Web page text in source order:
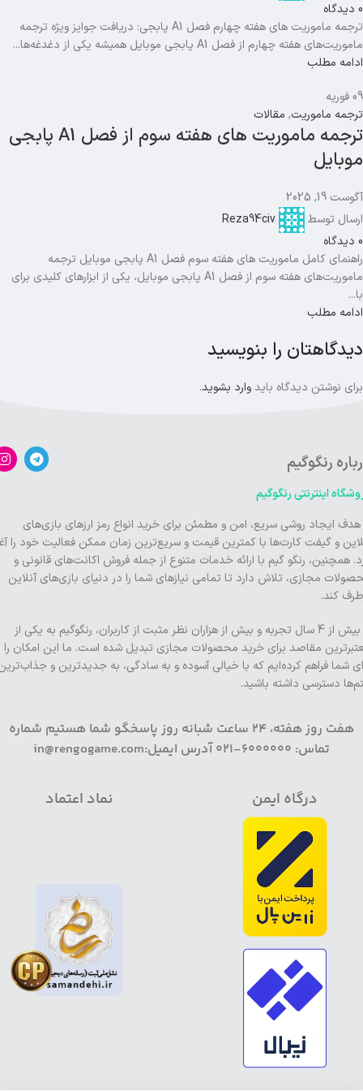
0 دیدگاه
ترجمه ماموریت های هفته چهارم فصل A1 پابجی: دریافت جوایز ویژه ترجمه
ماموریت‌های هفته چهارم از فصل A1 پابجی موبایل همیشه یکی از دغدغه‌ها...
ادامه مطلب
09فوریه
ترجمه ماموریت, مقالات
ترجمه ماموریت های هفته سوم از فصل A1 پابجی
موبایل
آگوست 19, 2025
ارسال توسط
Reza94civ
0 دیدگاه
راهنمای کامل ماموریت های هفته سوم فصل A1 پابجی موبایل ترجمه
ماموریت‌های هفته سوم از فصل A1 پابجی موبایل، یکی از ابزارهای کلیدی برای
با...
ادامه مطلب
دیدگاهتان را بنویسید
برای نوشتن دیدگاه بایدوارد بشوید.
رنگوگیم
اینترنتی رنگوگیم
هدف ایجاد روشی سریع، امن و مطمئن برای خرید انواع رمز ارزهای بازی‌های
و گیفت کارت‌ها با کمترین قیمت و سریع‌ترین زمان ممکن فعالیت خود را
همچنین، رنگو گیم با ارائه خدمات متنوع از جمله فروش اکانت‌های قانونی و
مجازی، تلاش دارد تا تمامی نیازهای شما را در دنیای بازی‌های آنلاین
کند.
با بیش از 4 سال تجربه و بیش از هزاران نظر مثبت از کاربران، رنگوگیم به یکی از
مقاصد برای خرید محصولات مجازی تبدیل شده است. ما این امکان را
شما فراهم کرده‌ایم که با خیالی آسوده و به سادگی، به جدیدترین و
دسترسی داشته باشید.
هفت روز هفته، 24 ساعت شبانه روز پاسخگو شما هستیم شماره
تماس: 6000000-021 آدرس ایمیل:in@rengogame.com
درگاه ایمن نماد اعتماد